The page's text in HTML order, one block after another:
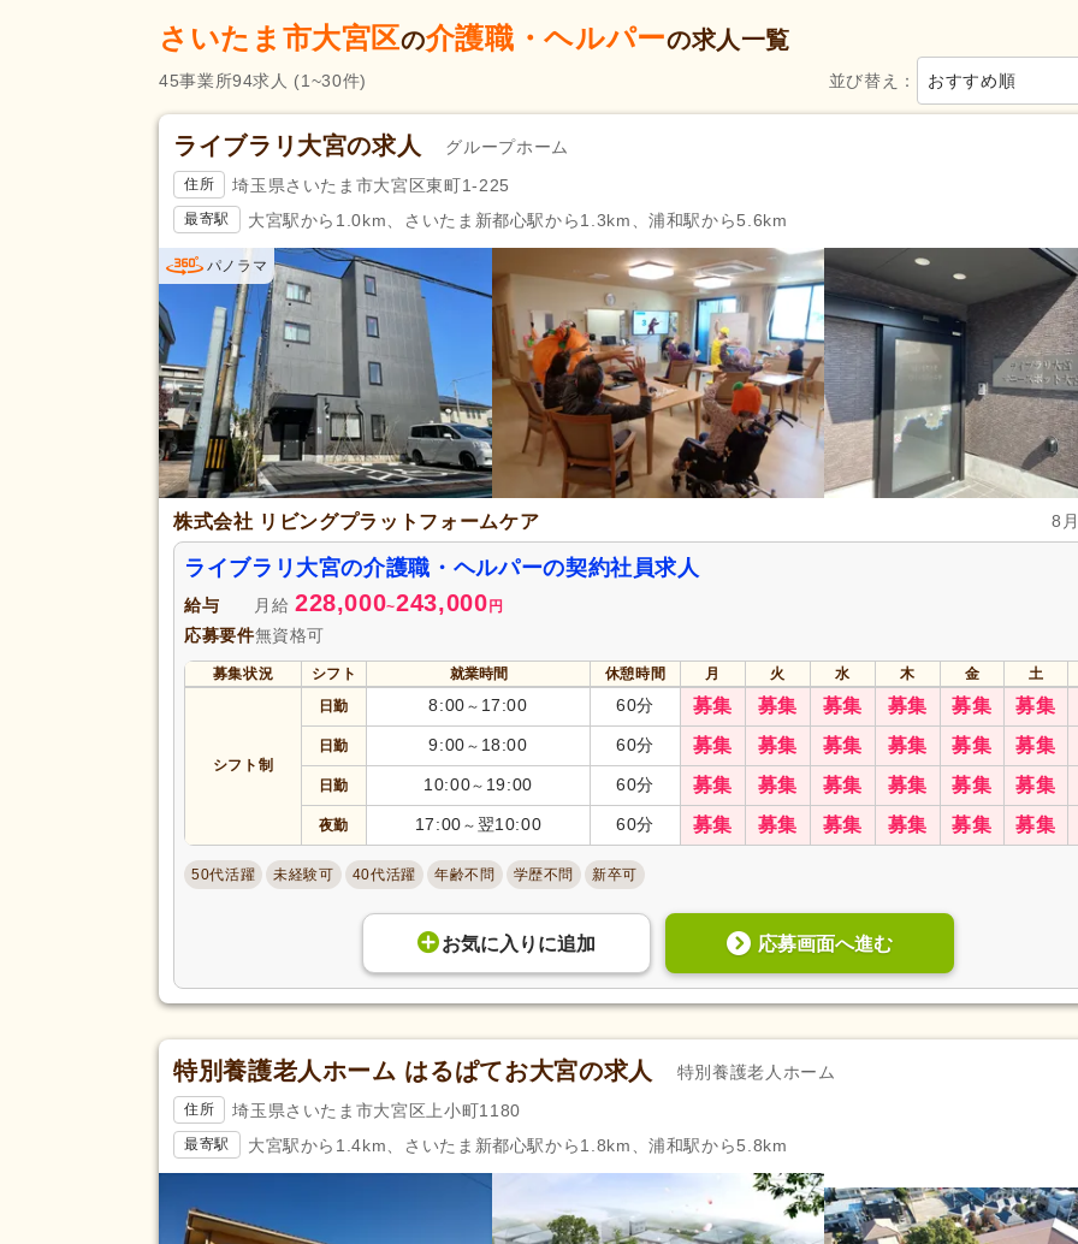
勤務形態
残業ほぼなし (79)
夜勤のみ可 (11) 午前のみ可 (5) 午後のみ可(5)
時短勤務相談可 週2日から可(14)
応募資格
社会福祉士(1)
介護支援専門員（ケアマネジャー）
休日・休暇
完全週休2日(12) 週休2日(17) 4週8休
土日休み 土曜休み(4) 日曜休み(9)
年間休日110日以上 年間休日120日以上(8) 産休あり
育休あり 介護休業(66) (24)
夏季休暇(11) 冬季休暇(9) 年末年始休暇 (5)
給与・手当
福利厚生
賞与あり(56) 社会保険完備 (93) 研修制度あり (78)
企業年金(7) 昇給あり(83) 復職支援あり(12)
退職金あり(33) 日・祝給与アップ(4) 住宅手当(18)
資格取得支援あり(38) 通勤手当(90)
処遇改善手当(52)
扶養控除内考慮あり(19) 扶養手当 再雇用制度あり
正社員登用あり (28) 副業可
アクセス
駅近 自動車通勤可(61) 自転車通勤可(78)
バイク通勤可(26)
さいたま市大宮区の介護職・ヘルパーの求人一覧
並び替え： おすすめ順
45事業所94求人 (1~30件)
ライブラリ大宮の求人 グループホーム
住所 埼玉県さいたま市大宮区東町1-225
最寄駅 大宮駅から1.0km、さいたま新都心駅から1.3km、浦和駅から5.6km
パノラマ
株式会社 リビングプラットフォームケア 8
ライブラリ大宮の介護職・ヘルパーの契約社員求人
給与 月給 228,000~243,000 円
応募要件無資格可
募集状況 シフト 就業時間 休憩時間 月 火 水 木 金 土
シフト制
日勤 8:00 ～ 17:00 60分 募集 募集 募集 募集 募集 募集
日勤 9:00 ～ 18:00 60分 募集 募集 募集 募集 募集 募集
日勤 10:00～ 19:00 60分 募集 募集 募集 募集 募集 募集
夜勤 17:00 ～ 翌10:00 60分 募集 募集 募集 募集 募集 募集
50代活躍 未経験可 40代活躍 年齢不問 学歴不問 新卒可
お気に入り に追加 応募画面へ進む
特別養護老人ホーム はるぱてお大宮の求人 特別養護老人ホーム
住所 埼玉県さいたま市大宮区上小町1180
最寄駅 大宮駅から1.4km、さいたま新都心駅から1.8km、浦和駅から5.8km